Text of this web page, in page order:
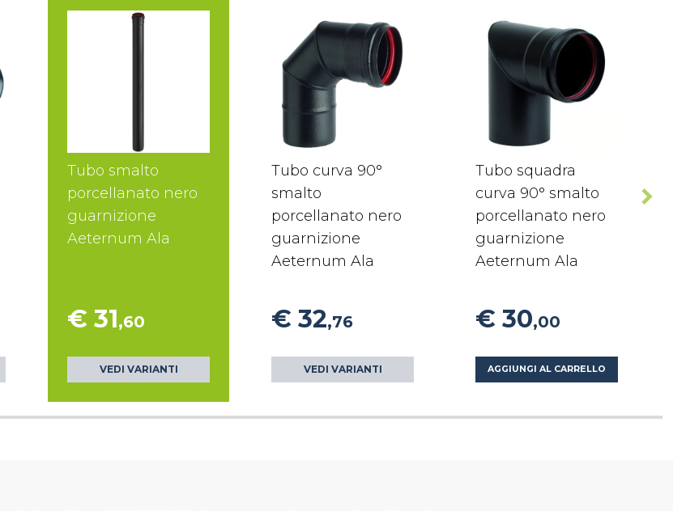
Tubo smalto
porcellanato nero
guarnizione
Aeternum Ala
€ 31,60
VEDI VARIANTI
Tubo curva 90°
smalto
porcellanato nero
guarnizione
Aeternum Ala
€ 32,76
VEDI VARIANTI
Tubo squadra
curva 90° smalto
porcellanato nero
guarnizione
Aeternum Ala
€ 30,00
AGGIUNGI AL CARRELLO